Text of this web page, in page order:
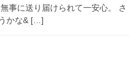
事に送り届けられて一安心。 さ
かな& […]